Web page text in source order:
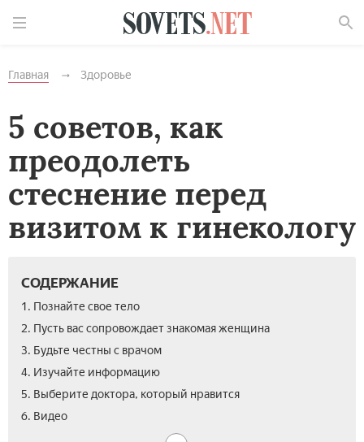
Главная Здоровье
5 советов, как
преодолеть
стеснение перед
визитом к гинекологу
СОДЕРЖАНИЕ
1. Познайте свое тело
2. Пусть вас сопровождает знакомая женщина
3. Будьте честны с врачом
4. Изучайте информацию
5. Выберите доктора, который нравится
6. Видео